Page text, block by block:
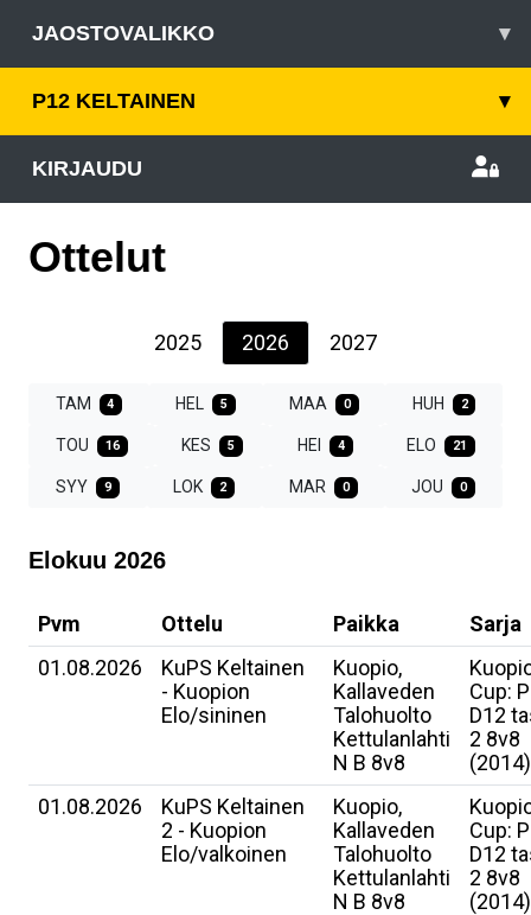
JAOSTOVALIKKO ▾
P12 KELTAINEN ▾
KIRJAUDU
Ottelut
2025 2026 2027
TAM 4 HEL 5 MAA 0 HUH 2
TOU 16 KES 5 HEI 4 ELO 21
SYY 9 LOK 2 MAR 0 JOU 0
Elokuu 2026
Pvm Ottelu Paikka
Sarja
01.08.2026
KuPS Keltainen
- Kuopion
Elo/sininen
Kuopio,
Kallaveden
Talohuolto
Kettulanlahti
N B 8v8
Cup:
D12
2 8v8
(2014)
01.08.2026
KuPS Keltainen
2 - Kuopion
Elo/valkoinen
Kuopio,
Kallaveden
Talohuolto
Kettulanlahti
N B 8v8
Cup:
D12
2 8v8
(2014)